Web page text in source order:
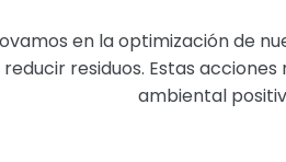
en la optimización de
residuos. Estas
ambiental